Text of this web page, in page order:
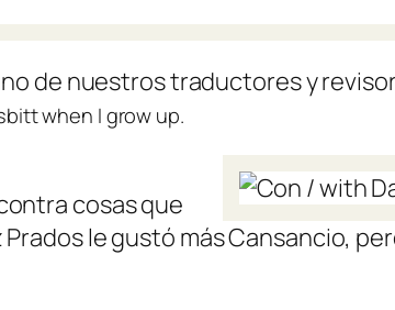
de nuestros traductores y
when I grow up.
cosas que
le gustó másCansancio,